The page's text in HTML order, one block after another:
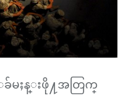
ခ်မႈန္းဖို႔အတြက္